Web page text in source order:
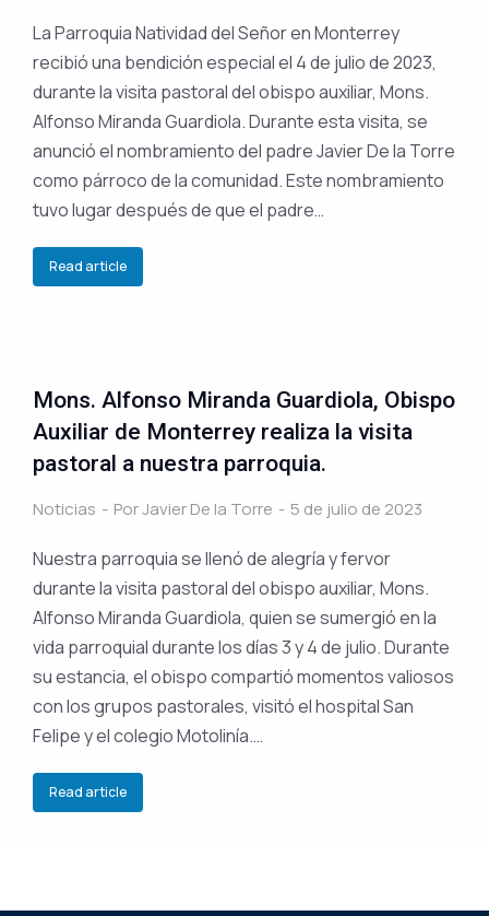
La Parroquia Natividad del Señor en Monterrey
recibió una bendición especial el 4 de julio de 2023,
durante la visita pastoral del obispo auxiliar, Mons.
Alfonso Miranda Guardiola. Durante esta visita, se
anunció el nombramiento del padre Javier De la Torre
como párroco de la comunidad. Este nombramiento
tuvo lugar después de que el padre…
Read article
Mons. Alfonso Miranda Guardiola, Obispo
Auxiliar de Monterrey realiza la visita
pastoral a nuestra parroquia.
Noticias PorJavier De la Torre 5 de julio de 2023
Nuestra parroquia se llenó de alegría y fervor
durante la visita pastoral del obispo auxiliar, Mons.
Alfonso Miranda Guardiola, quien se sumergió en la
vida parroquial durante los días 3 y 4 de julio. Durante
su estancia, el obispo compartió momentos valiosos
con los grupos pastorales, visitó el hospital San
Felipe y el colegio Motolinía.…
Read article